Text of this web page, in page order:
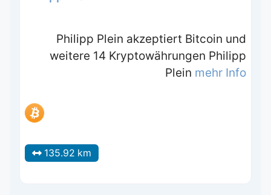
Philipp Plein akzeptiert Bitcoin und
weitere 14 Kryptowährungen Philipp
Plein mehr Info
135.92 km